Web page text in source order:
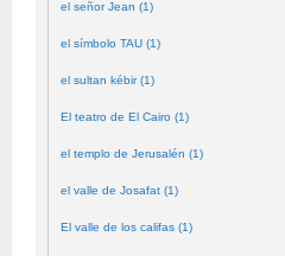
el señor Jean (1)
el símbolo TAU (1)
el sultan kébir (1)
El teatro de El Cairo (1)
el templo de Jerusalén (1)
el valle de Josafat (1)
El valle de los califas (1)